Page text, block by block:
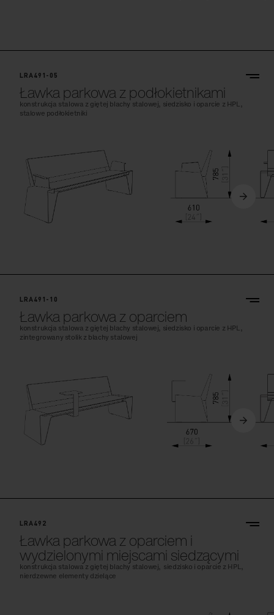
LRA491-05
Ławka parkowa z podłokietnikami
konstrukcja stalowa z giętej blachy stalowej, siedzisko i oparcie z HPL,
stalowe podłokietniki
LRA491-10
Ławka parkowa z oparciem
konstrukcja stalowa z giętej blachy stalowej, siedzisko i oparcie z HPL,
zintegrowany stolik z blachy stalowej
LRA492
Ławka parkowa z oparciem i
wydzielonymi miejscami siedzącymi
konstrukcja stalowa z giętej blachy stalowej, siedzisko i oparcie z HPL,
nierdzewne elementy dzielące